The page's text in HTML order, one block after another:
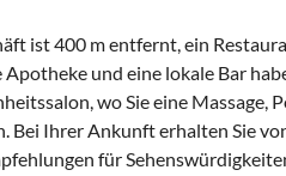
ist 400 m entfernt, ein
Apotheke und eine lokale Bar
wo Sie eine Massage,
Bei Ihrer Ankunft erhalten Sie
für